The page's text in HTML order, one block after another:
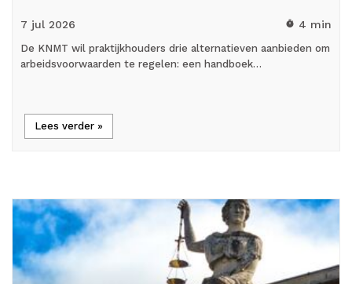
7 jul 2026 timer 4 min
De KNMT wil praktijkhouders drie alternatieven aanbieden om
arbeidsvoorwaarden te regelen: een handboek…
Lees verder »